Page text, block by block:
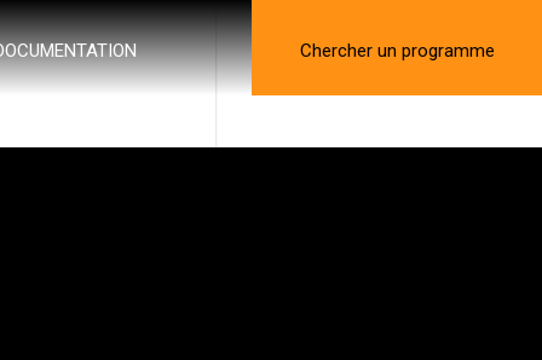
Chercher un programme